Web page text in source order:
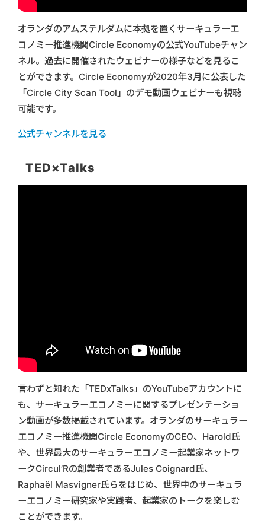
オランダのアムステルダムに本拠を置くサーキュラーエ
コノミー推進機関Circle Economyの公式YouTubeチャン
ネル。過去に開催されたウェビナーの様子などを見るこ
とができます。Circle Economyが2020年3月に公表した
「Circle City Scan Tool」のデモ動画ウェビナーも視聴
可能です。
公式チャンネルを見る
TED×Talks
言わずと知れた「TEDxTalks」のYouTubeアカウントに
も、サーキュラーエコノミーに関するプレゼンテーショ
ン動画が多数掲載されています。オランダのサーキュラー
エコノミー推進機関Circle EconomyのCEO、Harold氏
や、世界最大のサーキュラーエコノミー起業家ネットワ
ークCircul’Rの創業者であるJules Coignard氏、
Raphaël Masvigner氏らをはじめ、世界中のサーキュラ
ーエコノミー研究家や実践者、起業家のトークを楽しむ
ことができます。